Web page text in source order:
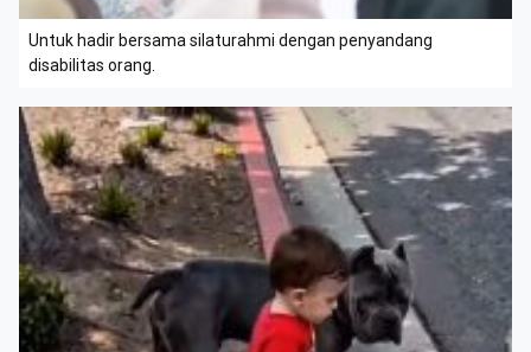
Untuk hadir bersama silaturahmi dengan penyandang
disabilitas orang.